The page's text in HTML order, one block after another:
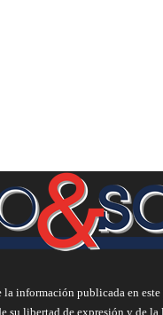
información publicada en
su libertad de expresión y de